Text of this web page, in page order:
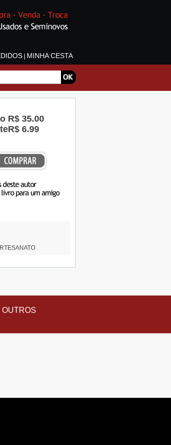
MINHA CESTA
R$ 35.00
R$ 6.99
OUTROS